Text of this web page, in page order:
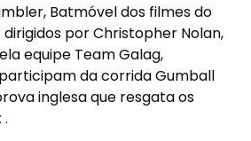
Batmóvel dos filmes do
por Christopher Nolan,
equipe Team Galag,
da corrida Gumball
inglesa que resgata os